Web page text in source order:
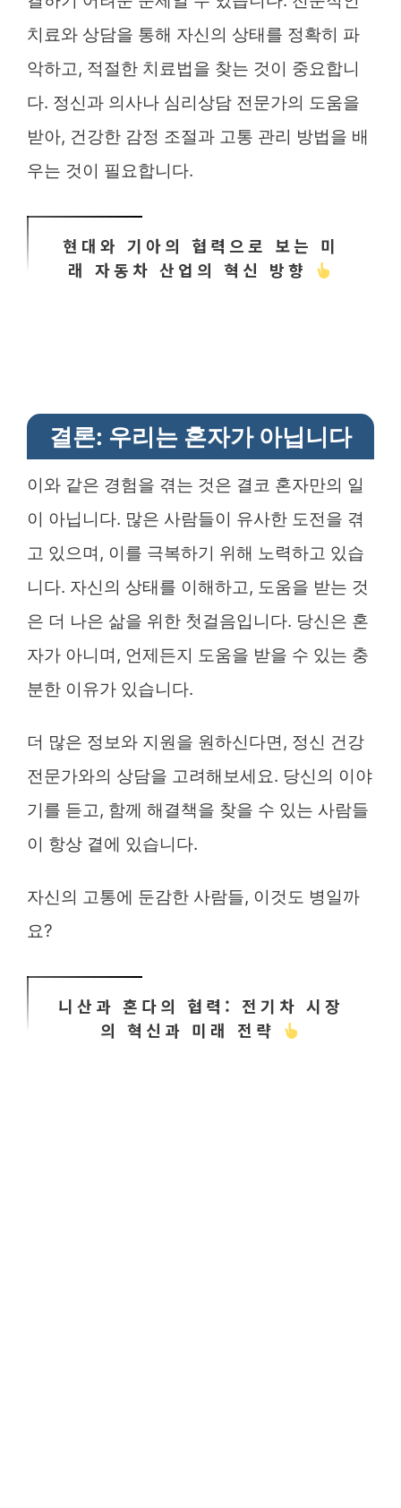
치료와 상담을 통해 자신의 상태를 정확히 파
악하고, 적절한 치료법을 찾는 것이 중요합니
다. 정신과 의사나 심리상담 전문가의 도움을
받아, 건강한 감정 조절과 고통 관리 방법을 배
우는 것이 필요합니다.
현대와 기아의 협력으로 보는 미
래 자동차 산업의 혁신 방향
결론: 우리는 혼자가 아닙니다
이와 같은 경험을 겪는 것은 결코 혼자만의 일
이 아닙니다. 많은 사람들이 유사한 도전을 겪
고 있으며, 이를 극복하기 위해 노력하고 있습
니다. 자신의 상태를 이해하고, 도움을 받는 것
은 더 나은 삶을 위한 첫걸음입니다. 당신은 혼
자가 아니며, 언제든지 도움을 받을 수 있는 충
분한 이유가 있습니다.
더 많은 정보와 지원을 원하신다면, 정신 건강
전문가와의 상담을 고려해보세요. 당신의 이야
기를 듣고, 함께 해결책을 찾을 수 있는 사람들
이 항상 곁에 있습니다.
자신의 고통에 둔감한 사람들, 이것도 병일까
요?
니산과 혼다의 협력: 전기차 시장
의 혁신과 미래 전략